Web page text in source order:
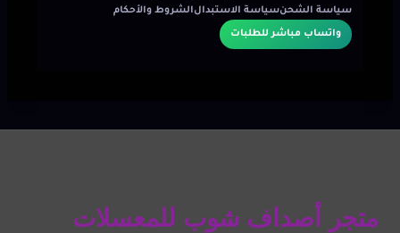
سياسة الشحنسياسة الاستبدالالشروط والأحكام
واتساب مباشر للطلبات
متجر أصداف شوب للمعسلات